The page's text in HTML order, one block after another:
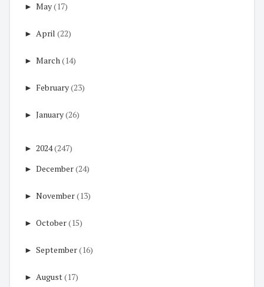
► May(17)
► April (22)
► March(14)
► February(23)
► January(26)
► 2024(247)
► December(24)
► November(13)
► October(15)
► September(16)
► August(17)